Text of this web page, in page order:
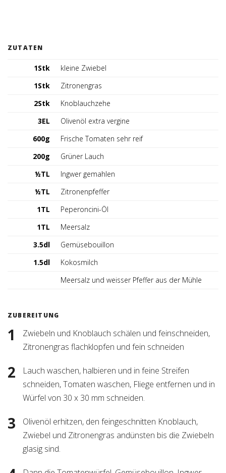
ZUTATEN
1Stk
kleine Zwiebel
1Stk
Zitronengras
2Stk
Knoblauchzehe
3EL
Olivenöl extra vergine
600g
Frische Tomaten sehr reif
200g
Grüner Lauch
½TL
Ingwer gemahlen
½TL
Zitronenpfeffer
1TL
Peperoncini-Öl
1TL
Meersalz
3.5dl
Gemüsebouillon
1.5dl
Kokosmilch
Meersalz und weisser Pfeffer aus der Mühle
ZUBEREITUNG
Zwiebeln und Knoblauch schälen und feinschneiden,
Zitronengras flachklopfen und fein schneiden
Lauch waschen, halbieren und in feine Streifen
schneiden, Tomaten waschen, Fliege entfernen und in
Würfel von 30 x 30 mm schneiden.
Olivenöl erhitzen, den feingeschnitten Knoblauch,
Zwiebel und Zitronengras andünsten bis die Zwiebeln
glasig sind.